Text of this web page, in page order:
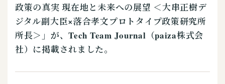
政策の真実 現在地と未来への展望 ＜大串正樹デ
ジタル副大臣×落合孝文プロトタイプ政策研究所
所長＞」が、Tech Team Journal（paiza株式会
社）に掲載されました。